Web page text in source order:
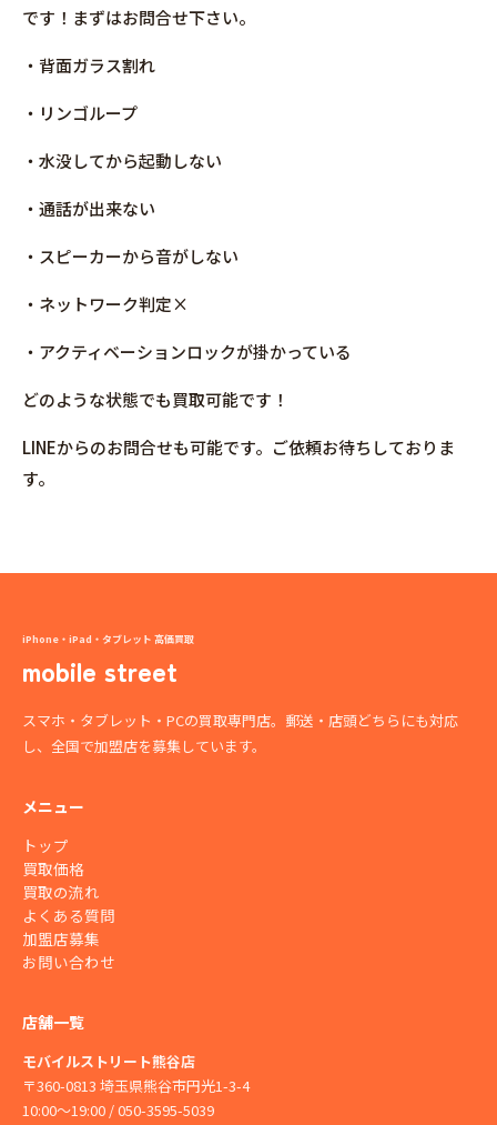
です！まずはお問合せ下さい。
・背面ガラス割れ
・リンゴループ
・水没してから起動しない
・通話が出来ない
・スピーカーから音がしない
・ネットワーク判定×
・アクティベーションロックが掛かっている
どのような状態でも買取可能です！
LINEからのお問合せも可能です。ご依頼お待ちしておりま
す。
iPhone・iPad・タブレット 高価買取
mobile street
スマホ・タブレット・PCの買取専門店。郵送・店頭どちらにも対応
し、全国で加盟店を募集しています。
メニュー
トップ
買取価格
買取の流れ
よくある質問
加盟店募集
お問い合わせ
店舗一覧
モバイルストリート熊谷店
〒360-0813 埼玉県熊谷市円光1-3-4
10:00〜19:00 / 050-3595-5039